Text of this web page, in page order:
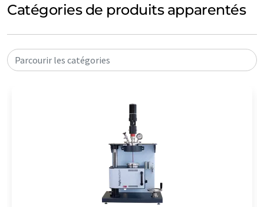
Catégories de produits apparentés
Parcourir les catégories